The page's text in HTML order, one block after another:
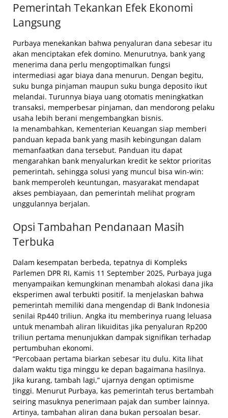
Pemerintah Tekankan Efek Ekonomi
Langsung
Purbaya menekankan bahwa penyaluran dana sebesar itu
akan menciptakan efek domino. Menurutnya, bank yang
menerima dana perlu mengoptimalkan fungsi
intermediasi agar biaya dana menurun. Dengan begitu,
suku bunga pinjaman maupun suku bunga deposito ikut
melandai. Turunnya biaya uang otomatis meningkatkan
transaksi, memperbesar pinjaman, dan mendorong pelaku
usaha lebih berani mengembangkan bisnis.
Ia menambahkan, Kementerian Keuangan siap memberi
panduan kepada bank yang masih kebingungan dalam
memanfaatkan dana tersebut. Panduan itu dapat
mengarahkan bank menyalurkan kredit ke sektor prioritas
pemerintah, sehingga solusi yang muncul bisa win-win:
bank memperoleh keuntungan, masyarakat mendapat
akses pembiayaan, dan pemerintah melihat program
unggulannya berjalan.
Opsi Tambahan Pendanaan Masih
Terbuka
Dalam kesempatan berbeda, tepatnya di Kompleks
Parlemen DPR RI, Kamis 11 September 2025, Purbaya juga
menyampaikan kemungkinan menambah alokasi dana jika
eksperimen awal terbukti positif. Ia menjelaskan bahwa
pemerintah memiliki dana mengendap di Bank Indonesia
senilai Rp440 triliun. Angka itu memberinya ruang leluasa
untuk menambah aliran likuiditas jika penyaluran Rp200
triliun pertama menunjukkan dampak signifikan terhadap
pertumbuhan ekonomi.
“Percobaan pertama biarkan sebesar itu dulu. Kita lihat
dalam waktu tiga minggu ke depan bagaimana hasilnya.
Jika kurang, tambah lagi,” ujarnya dengan optimisme
tinggi. Menurut Purbaya, kas pemerintah terus bertambah
seiring masuknya penerimaan pajak dan sumber lainnya.
Artinya, tambahan aliran dana bukan persoalan besar.